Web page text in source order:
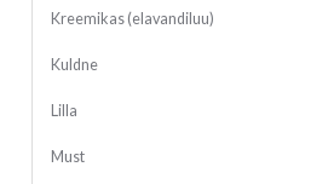
Kreemikas (elavandiluu)
Kuldne
Lilla
Must